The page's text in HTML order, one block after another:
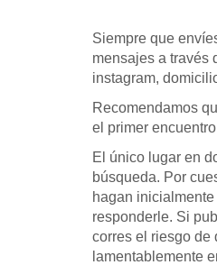
Siempre que
mensajes a través
instagram,
Recomendamos
el primer
El único lugar en
búsqueda. Por
hagan
responderle. Si
corres el riesgo de
lamentablemente